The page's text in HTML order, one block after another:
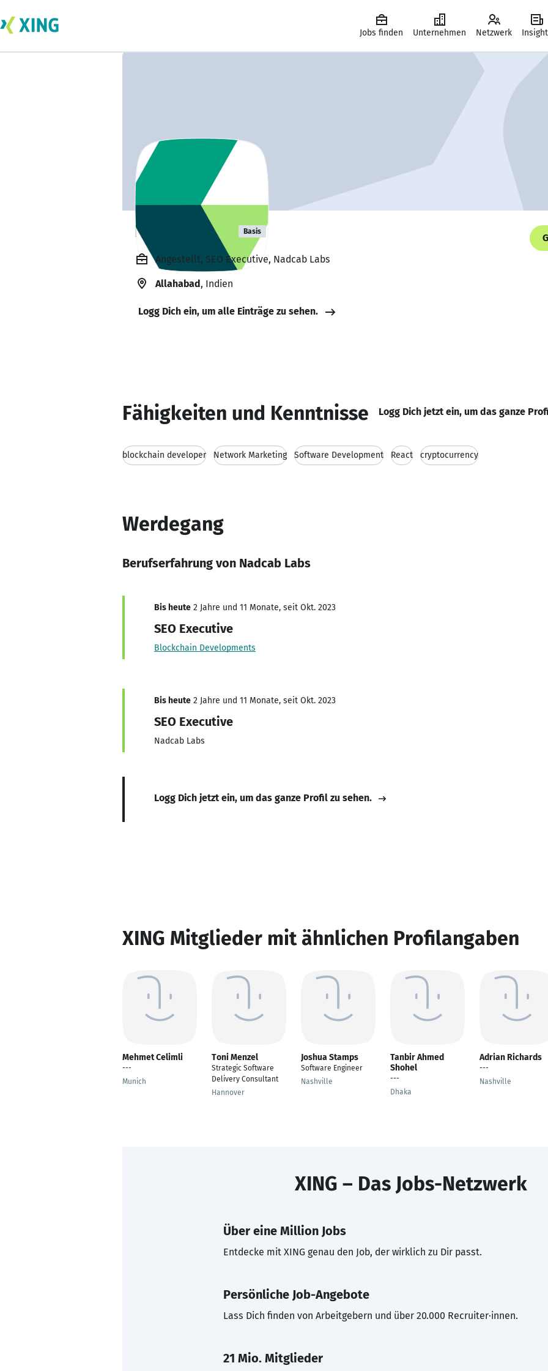
Jobs finden Unternehmen Netzwerk
Nadcab Labs Basis
Angestellt, SEO Executive, Nadcab Labs
Allahabad, Indien
Logg Dich ein, um alle Einträge zu sehen.
Fähigkeiten und Kenntnisse Logg Dich jetzt ein, um das ganze
blockchain developer Network Marketing Software Development React cryptocurrency
Werdegang
Berufserfahrung von Nadcab Labs
Bis heute 2 Jahre und 11 Monate, seit Okt. 2023
SEO Executive
Blockchain Developments
Bis heute 2 Jahre und 11 Monate, seit Okt. 2023
SEO Executive
Nadcab Labs
Logg Dich jetzt ein, um das ganze Profil zu sehen.
XING Mitglieder mit ähnlichen Profilangaben
Mehmet Celimli
---
Munich
Toni Menzel
Strategic Software
Delivery Consultant
Hannover
Joshua Stamps
Software Engineer
Nashville
Tanbir Ahmed
Shohel
---
Dhaka
Adrian Richards
---
Nashville
XING – Das Jobs-Netzwerk
Über eine Million Jobs
Entdecke mit XING genau den Job, der wirklich zu Dir passt.
Persönliche Job-Angebote
Lass Dich finden von Arbeitgebern und über 20.000 Recruiter·innen.
21 Mio. Mitglieder